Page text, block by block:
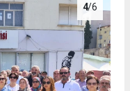
4/6